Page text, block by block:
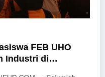
FEB UHO
Industri di